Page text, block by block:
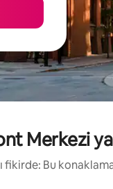
Merkezi
fikirde: Bu